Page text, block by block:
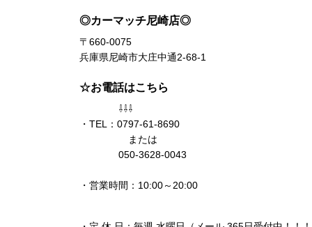
◎カーマッチ尼崎店◎
〒660-0075
兵庫県尼崎市大庄中通2-68-1
☆お電話はこちら
⇩⇩⇩
・TEL：0797-61-8690
または
050-3628-0043
・営業時間：10:00～20:00